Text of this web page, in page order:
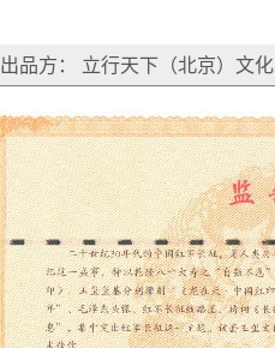
出品方： 立行天下（北京）文